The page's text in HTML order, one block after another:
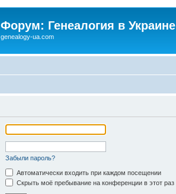
Форум: Генеалогия в Украине
genealogy-ua.com
Забыли пароль?
Автоматически входить при каждом посещении
Скрыть моё пребывание на конференции в этот раз